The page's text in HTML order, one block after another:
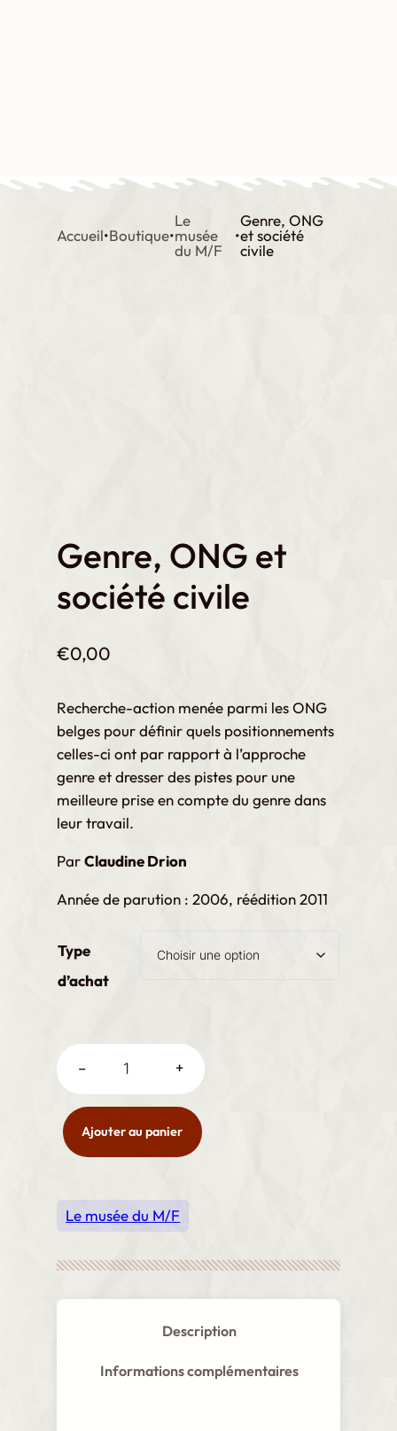
Accueil•Boutique•
Le
musée
du M/F
•
Genre, ONG
et société
civile
Genre, ONG et
société civile
€0,00
Recherche-action menée parmi les ONG
belges pour définir quels positionnements
celles-ci ont par rapport à l’approche
genre et dresser des pistes pour une
meilleure prise en compte du genre dans
leur travail.
ParClaudine Drion
Année de parution : 2006, réédition 2011
Type
d’achat
Genre, ONG et société civile quantité
– +
Ajouter au panier
Le musée du M/F
Description
Informations complémentaires